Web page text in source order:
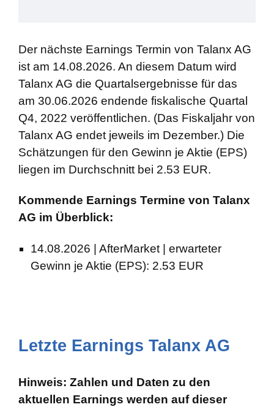
Der nächste Earnings Termin von Talanx AG
ist am 14.08.2026. An diesem Datum wird
Talanx AG die Quartalsergebnisse für das
am 30.06.2026 endende fiskalische Quartal
Q4, 2022 veröffentlichen. (Das Fiskaljahr von
Talanx AG endet jeweils im Dezember.) Die
Schätzungen für den Gewinn je Aktie (EPS)
liegen im Durchschnitt bei 2.53 EUR.
Kommende Earnings Termine von Talanx
AG im Überblick:
14.08.2026 | AfterMarket | erwarteter
Gewinn je Aktie (EPS): 2.53 EUR
Letzte Earnings Talanx AG
Hinweis: Zahlen und Daten zu den
aktuellen Earnings werden auf dieser